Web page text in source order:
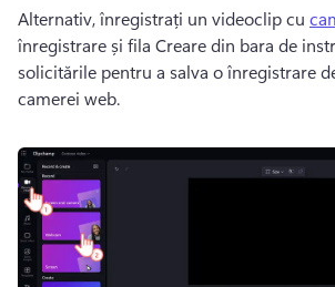
Alternativ, înregistrați un videoclip cu
înregistrare și fila Creare din bara de
solicitările pentru a salva o înregistrare
camerei web.